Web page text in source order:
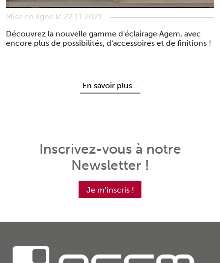
Mise en ligne le 22.11.2021
Découvrez la nouvelle gamme d'éclairage Agem, avec
encore plus de possibilités, d'accessoires et de finitions !
En savoir plus...
Inscrivez-vous à notre
Newsletter !
Je m’inscris !